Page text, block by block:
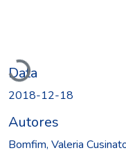
Data
2018-12-18
Autores
Bomfim, Valeria